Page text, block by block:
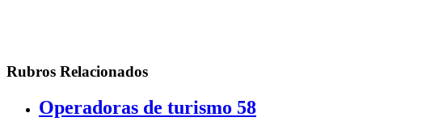
Rubros Relacionados
Operadoras de turismo 58